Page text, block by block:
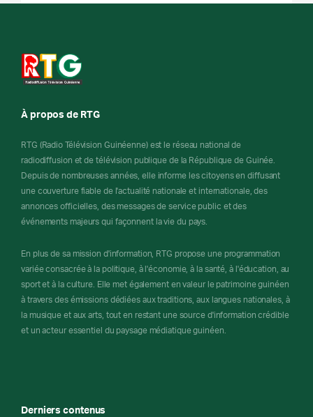
À propos de RTG
RTG (Radio Télévision Guinéenne) est le réseau national de
radiodiffusion et de télévision publique de la République de Guinée.
Depuis de nombreuses années, elle informe les citoyens en diffusant
une couverture fiable de l'actualité nationale et internationale, des
annonces officielles, des messages de service public et des
événements majeurs qui façonnent la vie du pays.
En plus de sa mission d'information, RTG propose une programmation
variée consacrée à la politique, à l'économie, à la santé, à l'éducation, au
sport et à la culture. Elle met également en valeur le patrimoine guinéen
à travers des émissions dédiées aux traditions, aux langues nationales, à
la musique et aux arts, tout en restant une source d'information crédible
et un acteur essentiel du paysage médiatique guinéen.
Derniers contenus